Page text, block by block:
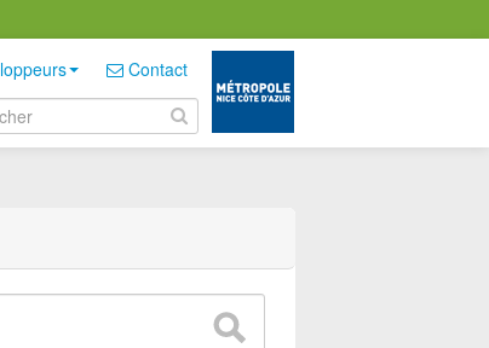
Contact